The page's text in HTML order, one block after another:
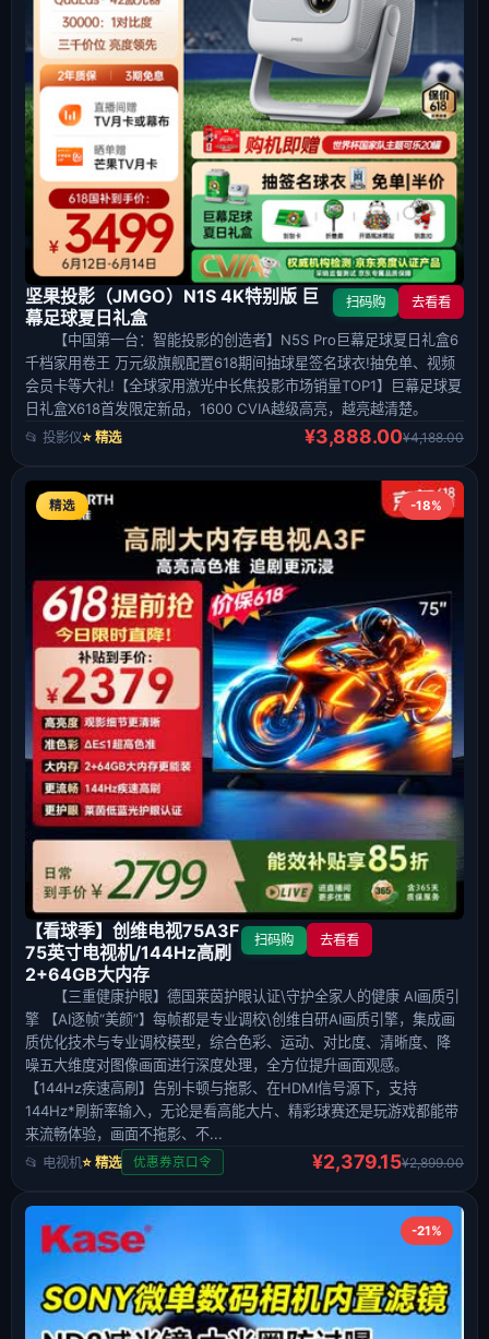
坚果投影（JMGO）N1S 4K特别版 巨
幕足球夏日礼盒
扫码购 去看看
【中国第一台：智能投影的创造者】N5S Pro巨幕足球夏日礼盒6
千档家用卷王 万元级旗舰配置618期间抽球星签名球衣!抽免单、视频
会员卡等大礼!【全球家用激光中长焦投影市场销量TOP1】巨幕足球夏
日礼盒X618首发限定新品，1600 CVIA越级高亮，越亮越清楚。
📂 投影仪⭐ 精选 ¥3,888.00¥4,188.00
-18%
精选
【看球季】创维电视75A3F
75英寸电视机/144Hz高刷
2+64GB大内存
扫码购 去看看
【三重健康护眼】德国莱茵护眼认证\守护全家人的健康 AI画质引
擎 【AI逐帧“美颜”】每帧都是专业调校\创维自研AI画质引擎，集成画
质优化技术与专业调校模型，综合色彩、运动、对比度、清晰度、降
噪五大维度对图像画面进行深度处理，全方位提升画面观感。
【144Hz疾速高刷】告别卡顿与拖影、在HDMI信号源下，支持
144Hz*刷新率输入，无论是看高能大片、精彩球赛还是玩游戏都能带
来流畅体验，画面不拖影、不...
📂 电视机⭐ 精选 优惠券京口令 ¥2,379.15¥2,899.00
-21%